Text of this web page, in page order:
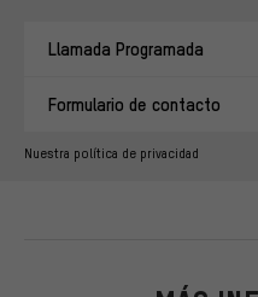
Llamada Programada
Formulario de contacto
Nuestra política de privacidad